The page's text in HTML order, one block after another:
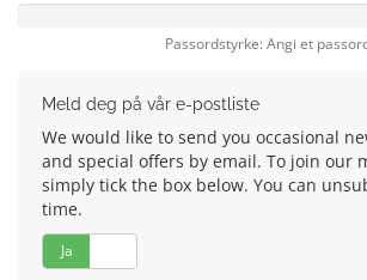
Passordstyrke: Angi et
Meld deg på vår e-postliste
We would like to send you occasional
and special offers by email. To join our
simply tick the box below. You can
time.
Ja